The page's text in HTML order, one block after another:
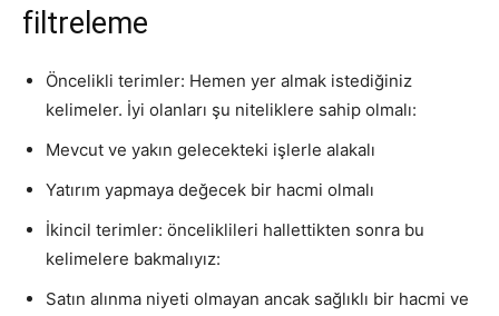
filtreleme
Öncelikli terimler: Hemen yer almak istediğiniz
kelimeler. İyi olanları şu niteliklere sahip olmalı:
Mevcut ve yakın gelecekteki işlerle alakalı
Yatırım yapmaya değecek bir hacmi olmalı
İkincil terimler: önceliklileri hallettikten sonra bu
kelimelere bakmalıyız:
Satın alınma niyeti olmayan ancak sağlıklı bir hacmi ve